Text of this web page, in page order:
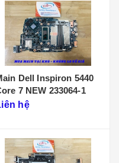
Dell Inspiron 5440
7 NEW 233064-1
hệ